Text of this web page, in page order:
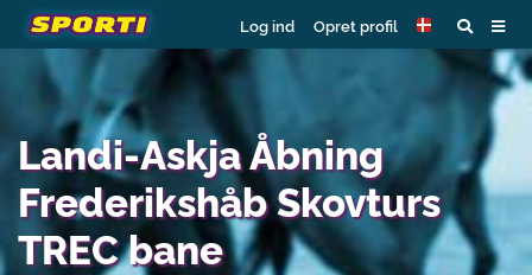
Log ind Opret profil
Landi-Askja Åbning
Frederikshåb Skovturs
TREC bane